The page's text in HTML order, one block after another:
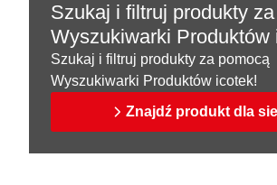
Szukaj i filtruj produkty
Wyszukiwarki Produktów
Szukaj i filtruj produkty za pomocą
Wyszukiwarki Produktów icotek!
Znajdź produkt dla